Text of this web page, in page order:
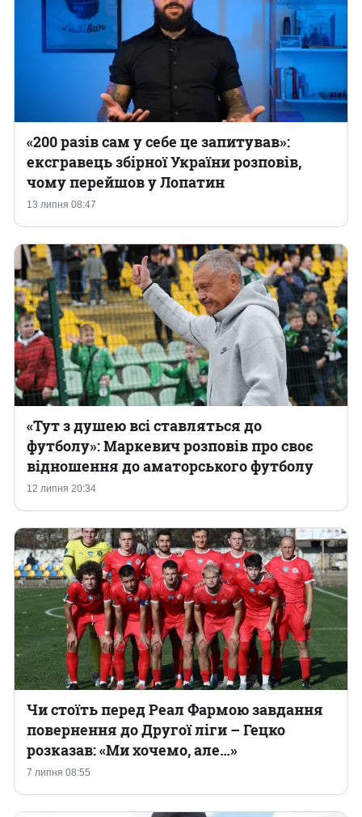
13 липня 08:47
«200 разів сам у себе це запитував»:
ексгравець збірної України розповів,
чому перейшов у Лопатин
12 липня 20:34
«Тут з душею всі ставляться до
футболу»: Маркевич розповів про своє
відношення до аматорського футболу
7 липня 08:55
Чи стоїть перед Реал Фармою завдання
повернення до Другої ліги – Гецко
розказав: «Ми хочемо, але…»